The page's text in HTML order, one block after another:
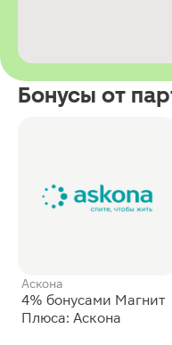
Бонусы от
Аскона
4% бонусами Магнит
Плюса: Аскона